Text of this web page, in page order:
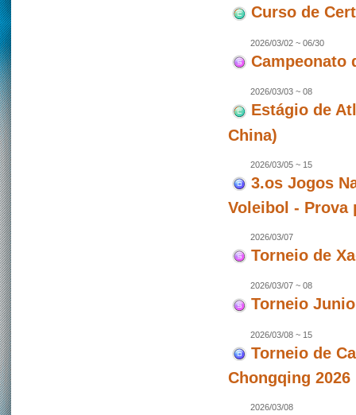
Curso de
2026/03/02 ~ 06/30
Campeonato
2026/03/03 ~ 08
Estágio de
China)
2026/03/05 ~ 15
3.os Jogos
Voleibol - Prova
2026/03/07
Torneio de
2026/03/07 ~ 08
Torneio
2026/03/08 ~ 15
Torneio de
Chongqing
2026/03/08